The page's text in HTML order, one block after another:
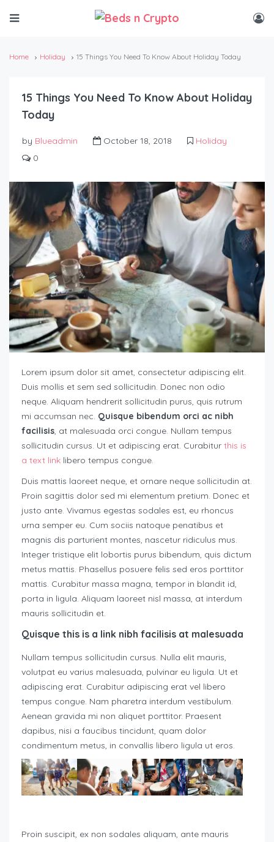
Home Holiday 15 Things You Need To Know About Holiday Today
15 Things You Need To Know About Holiday
Today
by Blueadmin October 18, 2018
Holiday
0
Lorem ipsum dolor sit amet, consectetur adipiscing elit.
Duis mollis et sem sed sollicitudin. Donec non odio
neque. Aliquam hendrerit sollicitudin purus, quis rutrum
mi accumsan nec. Quisque bibendum orci ac nibh
facilisis, at malesuada orci congue. Nullam tempus
sollicitudin cursus. Ut et adipiscing erat. Curabitur this is
a text link libero tempus congue.
Duis mattis laoreet neque, et ornare neque sollicitudin at.
Proin sagittis dolor sed mi elementum pretium. Donec et
justo ante. Vivamus egestas sodales est, eu rhoncus
urna semper eu. Cum sociis natoque penatibus et
magnis dis parturient montes, nascetur ridiculus mus.
Integer tristique elit lobortis purus bibendum, quis dictum
metus mattis. Phasellus posuere felis sed eros porttitor
mattis. Curabitur massa magna, tempor in blandit id,
porta in ligula. Aliquam laoreet nisl massa, at interdum
mauris sollicitudin et.
Quisque this is a link nibh facilisis at malesuada
Nullam tempus sollicitudin cursus. Nulla elit mauris,
volutpat eu varius malesuada, pulvinar eu ligula. Ut et
adipiscing erat. Curabitur adipiscing erat vel libero
tempus congue. Nam pharetra interdum vestibulum.
Aenean gravida mi non aliquet porttitor. Praesent
dapibus, nisi a faucibus tincidunt, quam dolor
condimentum metus, in convallis libero ligula ut eros.
Proin suscipit, ex non sodales aliquam, ante mauris